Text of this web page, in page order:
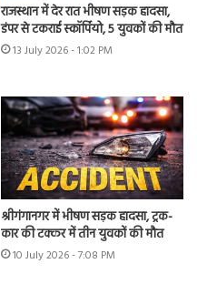
राजस्थान में देर रात भीषण सड़क हादसा,
डंपर से टकराई स्कॉर्पियो, 5 युवकों की मौत
13 July 2026 - 1:02 PM
श्रीगंगानगर में भीषण सड़क हादसा, ट्रक-
कार की टक्कर में तीन युवकों की मौत
10 July 2026 - 7:08 PM